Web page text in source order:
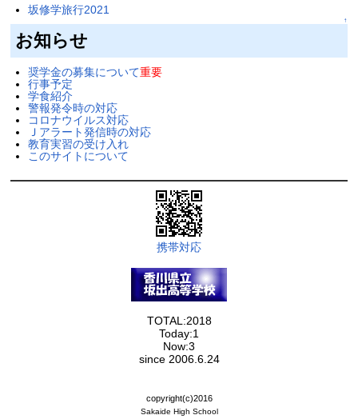
坂修学旅行2021
↑
お知らせ
奨学金の募集について重要
行事予定
学食紹介
警報発令時の対応
コロナウイルス対応
Ｊアラート発信時の対応
教育実習の受け入れ
このサイトについて
携帯対応
TOTAL:2018
Today:1
Now:3
since 2006.6.24
copyright(c)2016
Sakaide High School